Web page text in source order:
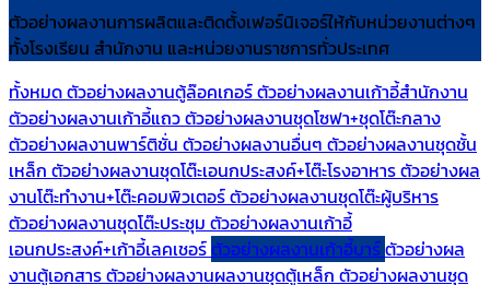
ตัวอย่างผลงานการผลิตและติดตั้งเฟอร์นิเจอร์ให้กับหน่วยงานต่างๆ
ทั้งโรงเรียน สำนักงาน และหน่วยงานราชการทั่วประเทศ
ทั้งหมดตัวอย่างผลงานตู้ล๊อคเกอร์ตัวอย่างผลงานเก้าอี้สำนักงาน
ตัวอย่างผลงานเก้าอี้แถวตัวอย่างผลงานชุดโซฟา+ชุดโต๊ะกลาง
ตัวอย่างผลงานพาร์ติชั่น ตัวอย่างผลงานอื่นๆ ตัวอย่างผลงานชุดชั้น
เหล็ก ตัวอย่างผลงานชุดโต๊ะเอนกประสงค์+โต๊ะโรงอาหารตัวอย่างผล
งานโต๊ะทำงาน+โต๊ะคอมพิวเตอร์ตัวอย่างผลงานชุดโต๊ะผู้บริหาร
ตัวอย่างผลงานชุดโต๊ะประชุม ตัวอย่างผลงานเก้าอี้
เอนกประสงค์+เก้าอี้เลคเชอร์ตัวอย่างผลงานเก้าอี้บาร์ตัวอย่างผล
งานตู้เอกสารตัวอย่างผลงานผลงานชุดตู้เหล็ก ตัวอย่างผลงานชุด